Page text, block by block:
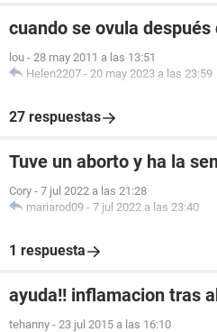
cuando se ovula después
lou - 28 may 2011 a las 13:51
Helen2207 - 20 may 2023 a las 23:59
27 respuestas
Tuve un aborto y ha la
Cory - 7 jul 2022 a las 21:28
mariarod09 - 7 jul 2022 a las 23:40
1 respuesta
ayuda!! inflamacion tras
tehanny - 23 jul 2015 a las 16:10